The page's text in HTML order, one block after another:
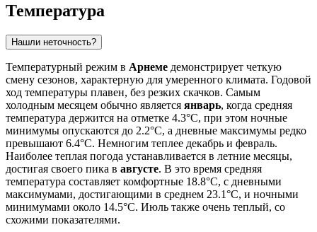
Температура
Нашли неточность?
Температурный режим в Арнеме демонстрирует четкую
смену сезонов, характерную для умеренного климата. Годовой
ход температуры плавен, без резких скачков. Самым
холодным месяцем обычно является январь, когда средняя
температура держится на отметке 4.3°C, при этом ночные
минимумы опускаются до 2.2°C, а дневные максимумы редко
превышают 6.4°C. Немногим теплее декабрь и февраль.
Наиболее теплая погода устанавливается в летние месяцы,
достигая своего пика в августе. В это время средняя
температура составляет комфортные 18.8°C, с дневными
максимумами, достигающими в среднем 23.1°C, и ночными
минимумами около 14.5°C. Июль также очень теплый, со
схожими показателями.